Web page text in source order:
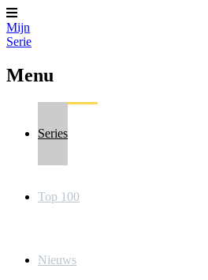
Mijn
Serie
Menu
Series
Top 100
Nieuws